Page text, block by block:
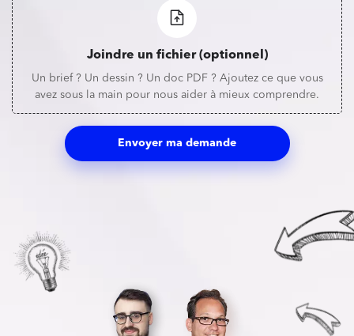
Joindre un fichier (optionnel)
Un brief ? Un dessin ? Un doc PDF ? Ajoutez ce que vous
avez sous la main pour nous aider à mieux comprendre.
Envoyer ma demande